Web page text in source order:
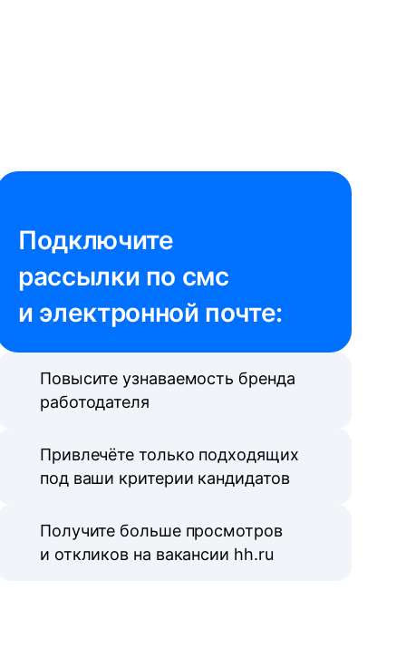
Подключите
рассылки по смс
и электронной почте:
Повысите узнаваемость бренда
работодателя
Привлечёте только подходящих
под ваши критерии кандидатов
Получите больше просмотров
и откликов на вакансии hh.ru